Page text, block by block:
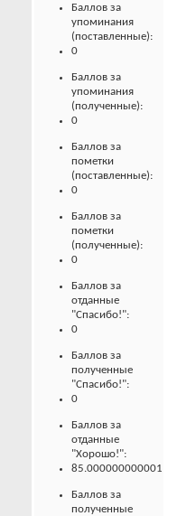
Баллов за
упоминания
(поставленные):
0
Баллов за
упоминания
(полученные):
0
Баллов за
пометки
(поставленные):
0
Баллов за
пометки
(полученные):
0
Баллов за
отданные
"Спасибо!":
0
Баллов за
полученные
"Спасибо!":
0
Баллов за
отданные
"Хорошо!":
85.000000000001
Баллов за
полученные